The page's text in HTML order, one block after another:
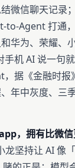
微信聊天记录
to-Agent 打通
华为、荣耀、
手机 AI 说一句
据《金融时报
年中灰度、三
，拥有比微
龙坚持让 AI 像